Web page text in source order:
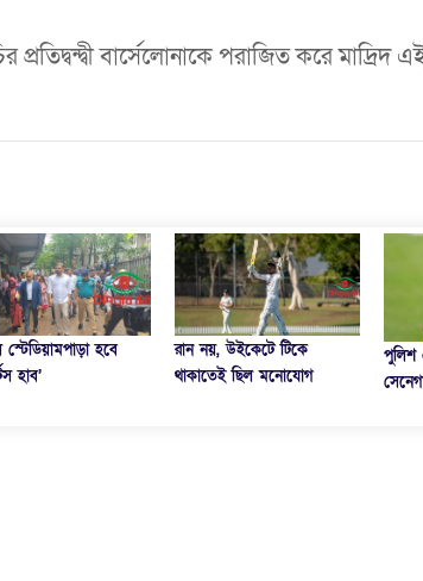
বার্সেলোনাকে পরাজিত করে মাদ্রিদ
স্টেডিয়ামপাড়া হবে
হাব’
রান নয়, উইকেটে টিকে
থাকাতেই ছিল মনোযোগ
পুলিশ